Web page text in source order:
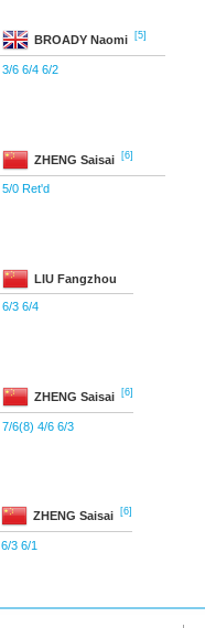
BROADY Naomi [5]
3/6 6/4 6/2
ZHENG Saisai [6]
5/0 Ret'd
LIU Fangzhou
6/3 6/4
ZHENG Saisai [6]
7/6(8) 4/6 6/3
ZHENG Saisai [6]
6/3 6/1